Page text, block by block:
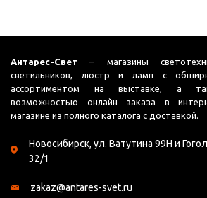
Антарес-Свет – магазины
светильников, люстр и ламп с
ассортиментом на выставке, а
возможностью онлайн заказа в
магазине из полного каталога с доставкой.
Новосибирск, ул. Ватутина 99Н и
32/1
zakaz@antares-svet.ru